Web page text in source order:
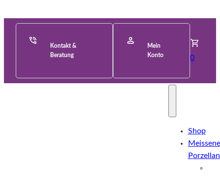
Kontakt &
Beratung
Mein
Konto
0
Shop
Porzellan